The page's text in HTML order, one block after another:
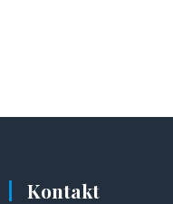
Kontakt